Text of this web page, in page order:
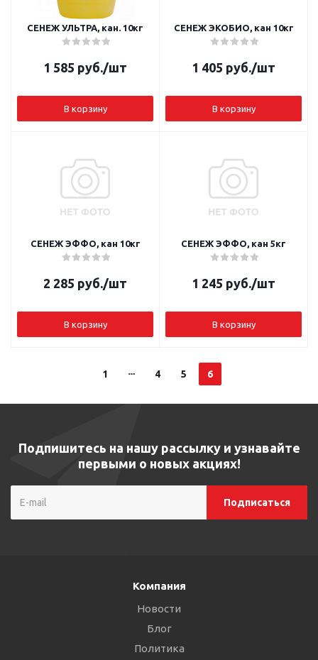
СЕНЕЖ УЛЬТРА, кан. 10кг
1 585 руб./шт
В корзину
СЕНЕЖ ЭКОБИО, кан 10кг
1 405 руб./шт
В корзину
СЕНЕЖ ЭФФО, кан 10кг
2 285 руб./шт
В корзину
СЕНЕЖ ЭФФО, кан 5кг
1 245 руб./шт
В корзину
1 4 5 6
Подпишитесь на нашу рассылку и узнавайте
первыми о новых акциях!
Компания
Новости
Блог
Политика